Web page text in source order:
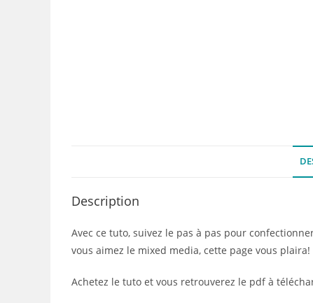
Description
Avec ce tuto, suivez le pas à pas pour
vous aimez le mixed media, cette page vous plaira!
Achetez le tuto et vous retrouverez le pdf à